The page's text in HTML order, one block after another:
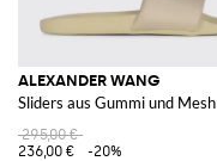
ALEXANDER WANG
Sliders aus Gummi und Mesh
295,00 €
236,00 €
-20%